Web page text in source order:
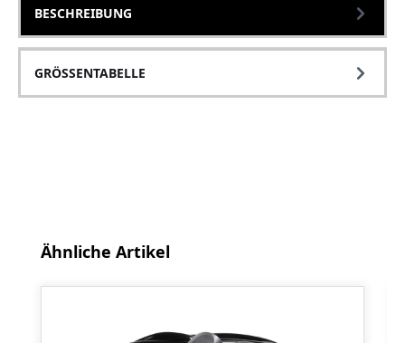
BESCHREIBUNG
GRÖSSENTABELLE
Produktgalerie überspringen
Ähnliche Artikel